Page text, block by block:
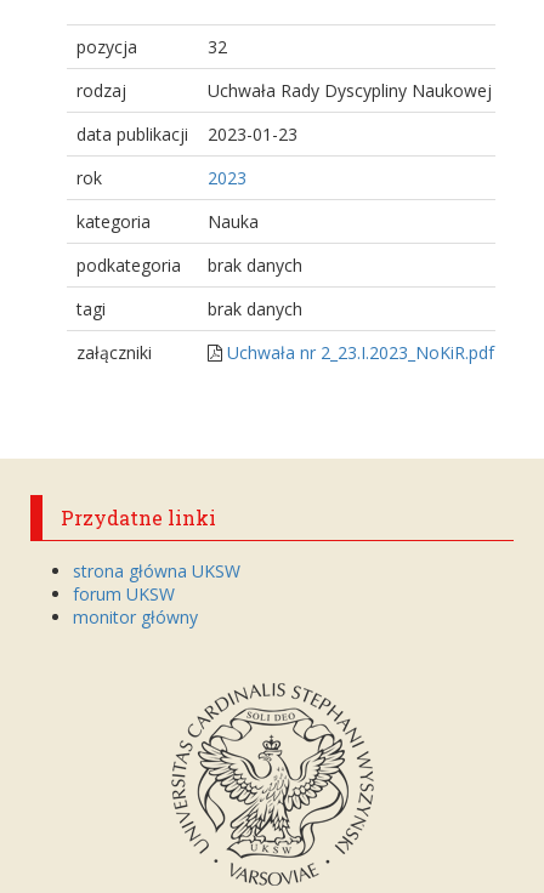
pozycja
32
rodzaj
Uchwała Rady Dyscypliny Naukowej
data publikacji
2023-01-23
rok
2023
kategoria
Nauka
podkategoria
brak danych
tagi
brak danych
załączniki
Uchwała nr 2_23.I.2023_NoKiR.pdf
Przydatne linki
strona główna UKSW
forum UKSW
monitor główny